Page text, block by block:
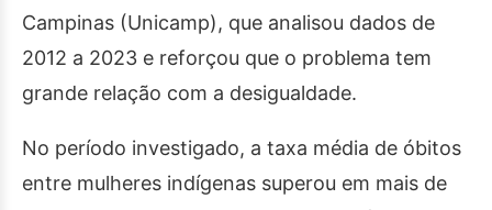
Campinas (Unicamp), que analisou dados de
2012 a 2023 e reforçou que o problema tem
grande relação com a desigualdade.
No período investigado, a taxa média de óbitos
entre mulheres indígenas superou em mais de